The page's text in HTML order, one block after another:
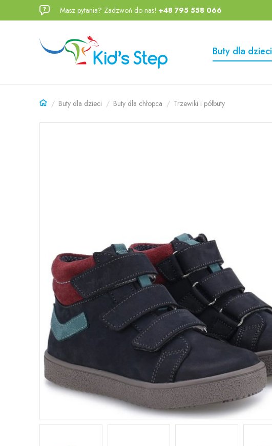
Przejdź
do menu
głównego
Przejdź
menu w
Masz pytania? Zadzwoń do nas! +48 795 558 066
Buty dla dzieci
Buty dla dzieci Buty dla chłopca Trzewiki i półbuty